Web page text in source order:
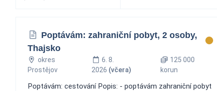
Poptávám: zahraniční pobyt, 2 osoby,
Thajsko
okres
Prostějov
6. 8.
2026 (včera)
125 000
korun
Poptávám: cestování Popis: - poptávám zahraniční pobyt